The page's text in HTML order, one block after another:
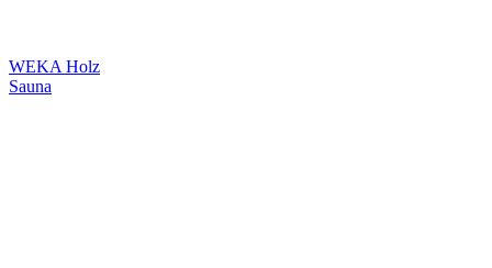
WEKA Holz
Sauna